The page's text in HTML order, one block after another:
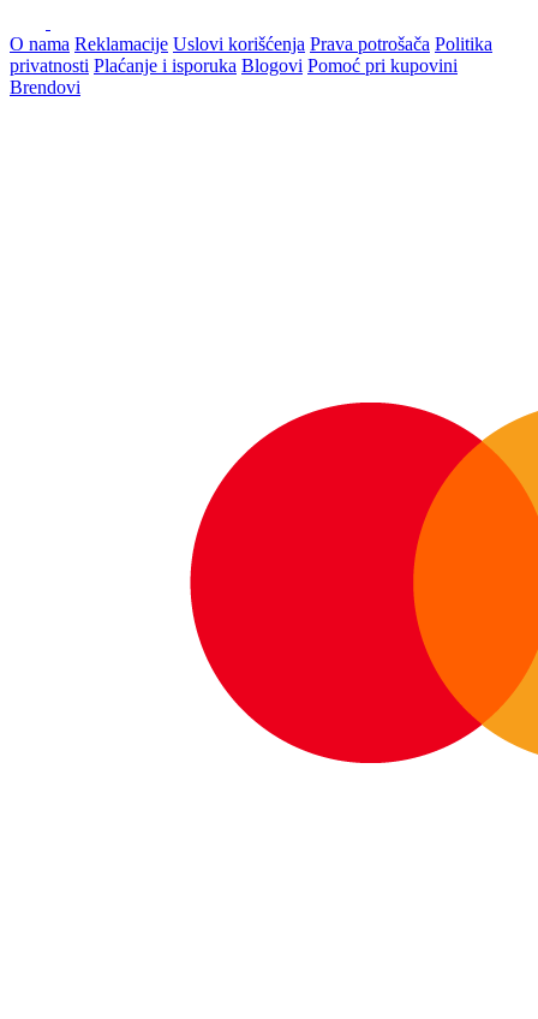
O nama Reklamacije Uslovi korišćenja Prava potrošača Politika
privatnosti Plaćanje i isporuka Blogovi Pomoć pri kupovini
Brendovi